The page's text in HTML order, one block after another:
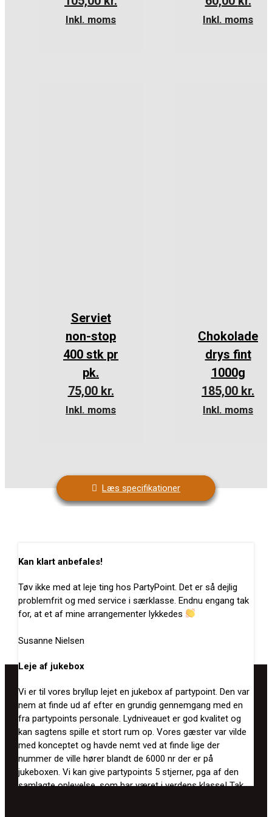
Inkl. moms
Læs specifikationer
Inkl. moms
Læs specifikationer
Serviet
non-stop
400 stk pr
pk.
75,00 kr.
Inkl. moms
Læs specifikationer
Chokolade
drys fint
1000g
185,00 kr.
Inkl. moms
Læs specifikationer
Kan klart anbefales!
Tøv ikke med at leje ting hos PartyPoint. Det er så dejlig
problemfrit og med service i særklasse. Endnu engang tak
for, at et af mine arrangementer lykkedes
Susanne Nielsen
Leje af jukebox
Vi er til vores bryllup lejet en jukebox af partypoint. Den var
nem at finde ud af efter en grundig gennemgang med en
fra partypoints personale. Lydniveauet er god kvalitet og
kan sagtens spille et stort rum op. Vores gæster var vilde
med konceptet og havde nemt ved at finde lige der
nummer de ville hører blandt de 6000 nr der er på
jukeboxen. Vi kan give partypoints 5 stjerner, pga af den
samlagte oplevelse, som har været i verdens klasse! Tak